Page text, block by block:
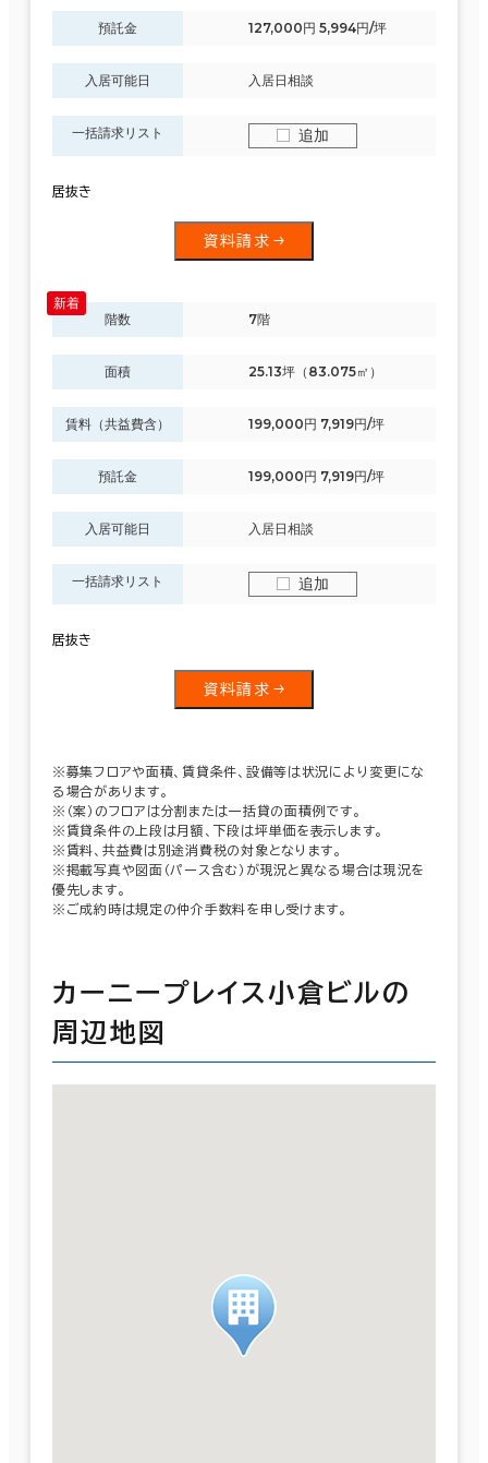
預託金 127,000円 5,994円/坪
入居可能日 入居日相談
一括請求リスト 追加
居抜き
資料請求
階数 7階
面積 25.13坪（83.075㎡）
賃料（共益費含） 199,000円 7,919円/坪
預託金 199,000円 7,919円/坪
入居可能日 入居日相談
一括請求リスト 追加
居抜き
資料請求
※募集フロアや面積、賃貸条件、設備等は状況により変更にな
る場合があります。
※（案）のフロアは分割または一括貸の面積例です。
※賃貸条件の上段は月額、下段は坪単価を表示します。
※賃料、共益費は別途消費税の対象となります。
※掲載写真や図面（パース含む）が現況と異なる場合は現況を
優先します。
※ご成約時は規定の仲介手数料を申し受けます。
カーニープレイス小倉ビルの
周辺地図